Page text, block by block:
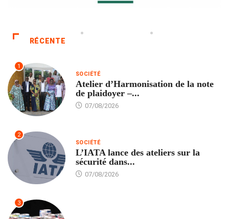
RÉCENTE
1
SOCIÉTÉ
Atelier d’Harmonisation de la note
de plaidoyer –...
07/08/2026
2
SOCIÉTÉ
L’IATA lance des ateliers sur la
sécurité dans...
07/08/2026
3